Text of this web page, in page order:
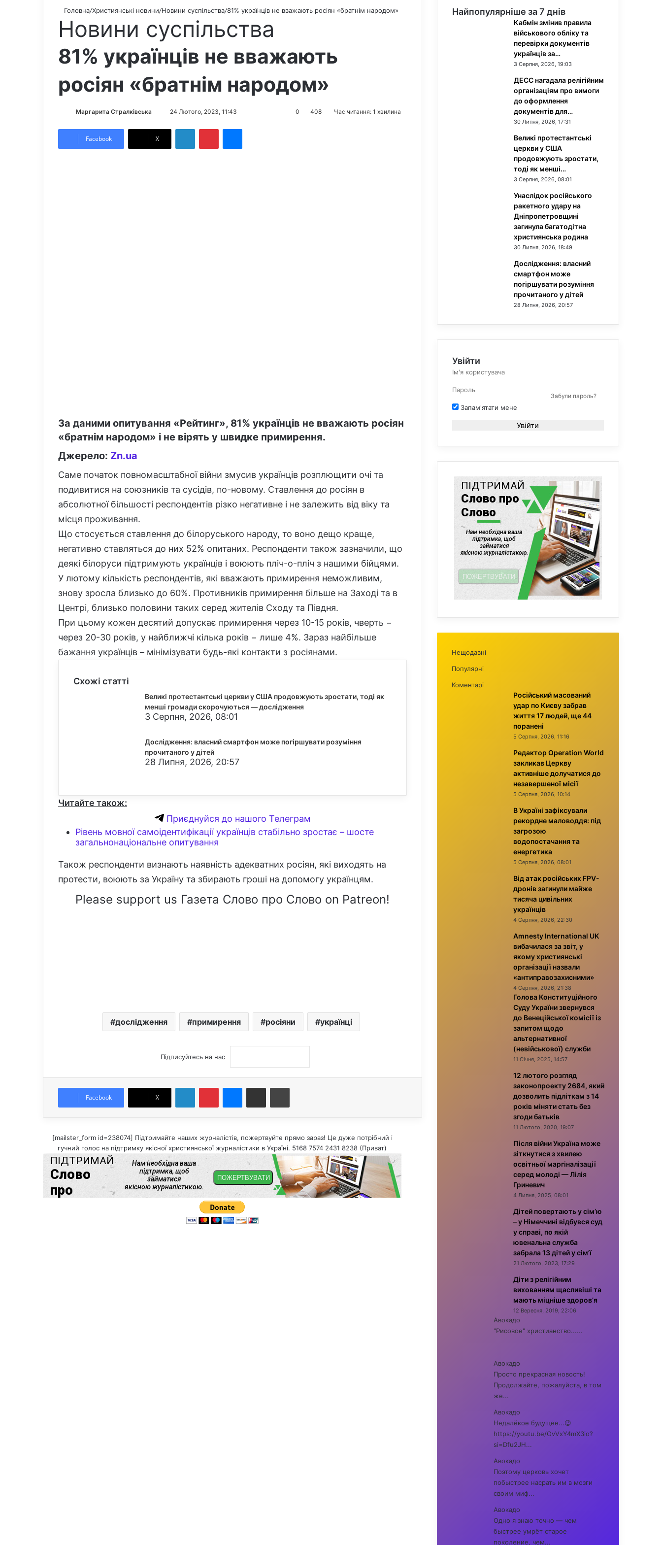
Головна/Християнські новини/Новини суспільства/81% українців не вважають росіян «братнім народом»
Новини суспільства
81% українців не вважають
росіян «братнім народом»
Маргарита Стралківська
n
d
24 Лютого, 2023, 11:43 0 408 Час читання: 1 хвилина
Facebook X
За даними опитування «Рейтинг», 81% українців не вважають росіян
«братнім народом» і не вірять у швидке примирення.
Джерело: Zn.ua
Саме початок повномасштабної війни змусив українців розплющити очі та
подивитися на союзників та сусідів, по-новому. Ставлення до росіян в
абсолютної більшості респондентів різко негативне і не залежить від віку та
місця проживання.
Що стосується ставлення до білоруського народу, то воно дещо краще,
негативно ставляться до них 52% опитаних. Респонденти також зазначили, що
деякі білоруси підтримують українців і воюють пліч-о-пліч з нашими бійцями.
У лютому кількість респондентів, які вважають примирення неможливим,
знову зросла близько до 60%. Противників примирення більше на Заході та в
Центрі, близько половини таких серед жителів Сходу та Півдня.
При цьому кожен десятий допускає примирення через 10-15 років, чверть −
через 20-30 років, у найближчі кілька років − лише 4%. Зараз найбільше
бажання українців – мінімізувати будь-які контакти з росіянами.
Схожі статті
Великі протестантські церкви у США продовжують зростати, тоді як
менші громади скорочуються — дослідження
3 Серпня, 2026, 08:01
Дослідження: власний смартфон може погіршувати розуміння
прочитаного у дітей
28 Липня, 2026, 20:57
Читайте також:
Приєднуйся до нашого Телеграм
Рівень мовної самоідентифікації українців стабільно зростає – шосте
загальнонаціональне опитування
Також респонденти визнають наявність адекватних росіян, які виходять на
протести, воюють за Україну та збирають гроші на допомогу українцям.
Please support us Газета Слово про Слово on Patreon!
дослідження примирення росіяни українці
Підписуйтесь на нас
Facebook X
Поділитися електронною поштою
[mailster_form id=238074] Підтримайте наших журналістів, пожертвуйте прямо зараз! Це дуже потрібний і
гучний голос на підтримку якісної християнської журналістики в Україні. 5168 7574 2431 8238 (Приват)
Найпопулярніше за 7 днів
Кабмін змінив правила
військового обліку та
перевірки документів
українців за…
3 Серпня, 2026, 19:03
ДЕСС нагадала релігійним
організаціям про вимоги
до оформлення
документів для…
30 Липня, 2026, 17:31
Великі протестантські
церкви у США
продовжують зростати,
тоді як менші…
3 Серпня, 2026, 08:01
Унаслідок російського
ракетного удару на
Дніпропетровщині
загинула багатодітна
християнська родина
30 Липня, 2026, 18:49
Дослідження: власний
смартфон може
погіршувати розуміння
прочитаного у дітей
28 Липня, 2026, 20:57
Увійти
Забули пароль?
Запам'ятати мене
Увійти
Нещодавні
Популярні
Коментарі
Російський масований
удар по Києву забрав
життя 17 людей, ще 44
поранені
5 Серпня, 2026, 11:16
Редактор Operation World
закликав Церкву
активніше долучатися до
незавершеної місії
5 Серпня, 2026, 10:14
В Україні зафіксували
рекордне маловоддя: під
загрозою
водопостачання та
енергетика
5 Серпня, 2026, 08:01
Від атак російських FPV-
дронів загинули майже
тисяча цивільних
українців
4 Серпня, 2026, 22:30
Amnesty International UK
вибачилася за звіт, у
якому християнські
організації назвали
«антиправозахисними»
4 Серпня, 2026, 21:38
Голова Конституційного
Суду України звернувся
до Венеційської комісії із
запитом щодо
альтернативної
(невійськової) служби
11 Січня, 2025, 14:57
12 лютого розгляд
законопроекту 2684, який
дозволить підліткам з 14
років міняти стать без
згоди батьків
11 Лютого, 2020, 19:07
Після війни Україна може
зіткнутися з хвилею
освітньої маргіналізації
серед молоді — Лілія
Гриневич
4 Липня, 2025, 08:01
Дітей повертають у сім’ю
– у Німеччині відбувся суд
у справі, по якій
ювенальна служба
забрала 13 дітей у сім’ї
21 Лютого, 2023, 17:29
Діти з релігійним
вихованням щасливіші та
мають міцніше здоров’я
12 Вересня, 2019, 22:06
Авокадо
"Рисовое" христианство......
Авокадо
Просто прекрасная новость!
Продолжайте, пожалуйста, в том
же...
Авокадо
Недалёкое будущее...😉
https://youtu.be/OvVxY4mX3io?
si=Dfu2JH...
Авокадо
Поэтому церковь хочет
побыстрее насрать им в мозги
своим миф...
Авокадо
Одно я знаю точно — чем
быстрее умрёт старое
поколение, чем...